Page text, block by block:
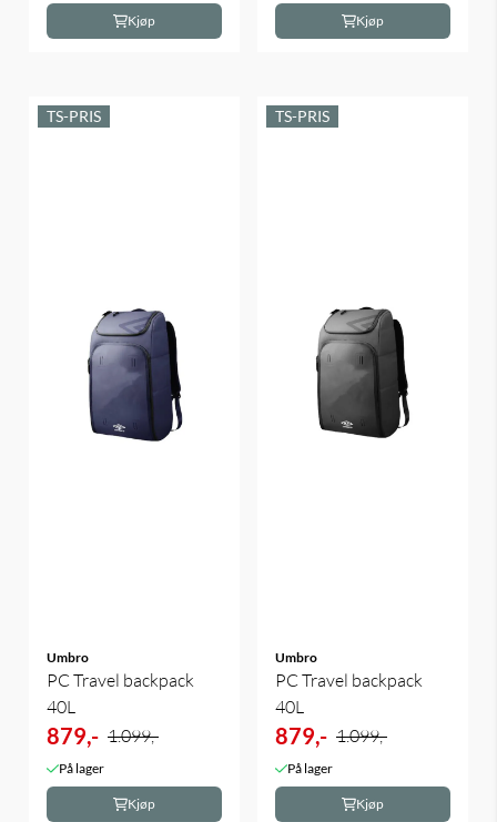
Kjøp Kjøp
Umbro
PC Travel backpack
40L
879,- 1.099,-
På lager
Kjøp
Umbro
PC Travel backpack
40L
879,- 1.099,-
På lager
Kjøp